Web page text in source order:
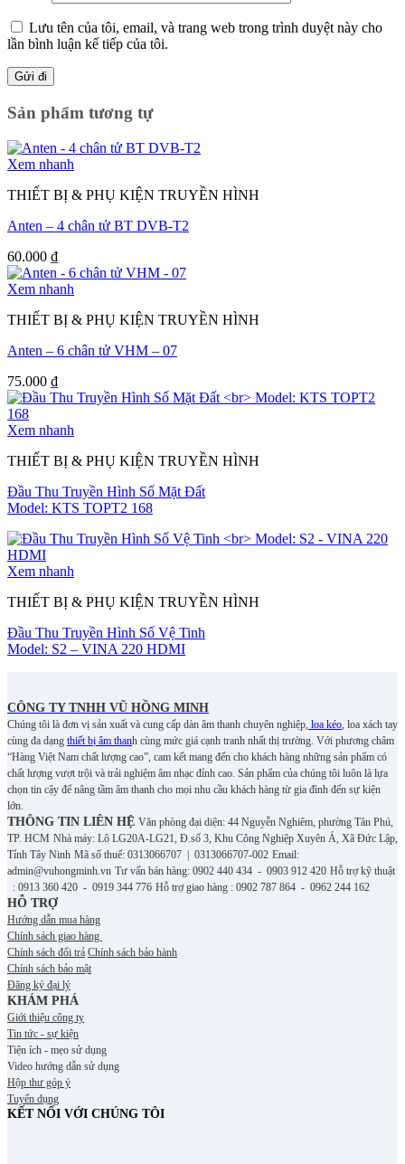
Lưu tên của tôi, email, và trang web trong trình duyệt này cho
lần bình luận kế tiếp của tôi.
Sản phẩm tương tự
Xem nhanh
THIẾT BỊ & PHỤ KIỆN TRUYỀN HÌNH
Anten – 4 chân tử BT DVB-T2
60.000 ₫
Xem nhanh
THIẾT BỊ & PHỤ KIỆN TRUYỀN HÌNH
Anten – 6 chân tử VHM – 07
75.000 ₫
Xem nhanh
THIẾT BỊ & PHỤ KIỆN TRUYỀN HÌNH
Đầu Thu Truyền Hình Số Mặt Đất
Model: KTS TOPT2 168
Xem nhanh
THIẾT BỊ & PHỤ KIỆN TRUYỀN HÌNH
Đầu Thu Truyền Hình Số Vệ Tinh
Model: S2 – VINA 220 HDMI
CÔNG TY TNHH VŨ HỒNG MINH
Chúng tôi là đơn vị sản xuất và cung cấp dàn âm thanh chuyên nghiệp, loa kéo, loa xách tay
cùng đa dạng thiết bị âm thanh cùng mức giá cạnh tranh nhất thị trường. Với phương châm
“Hàng Việt Nam chất lượng cao”, cam kết mang đến cho khách hàng những sản phẩm có
chất lượng vượt trội và trải nghiệm âm nhạc đỉnh cao. Sản phẩm của chúng tôi luôn là lựa
chọn tin cậy để nâng tầm âm thanh cho mọi nhu cầu khách hàng từ gia đình đến sự kiện
lớn.
THÔNG TIN LIÊN HỆ Văn phòng đại diện: 44 Nguyễn Nghiêm, phường Tân Phú,
TP. HCM Nhà máy: Lô LG20A-LG21, Đ.số 3, Khu Công Nghiệp Xuyên Á, Xã Đức Lập,
Tỉnh Tây Ninh Mã số thuế: 0313066707 | 0313066707-002 Email:
admin@vuhongminh.vn Tư vấn bán hàng: 0902 440 434 - 0903 912 420 Hỗ trợ kỹ thuật
: 0913 360 420 - 0919 344 776 Hỗ trợ giao hàng : 0902 787 864 - 0962 244 162
HỖ TRỢ
Hướng dẫn mua hàng
Chính sách giao hàng
Chính sách đổi trả Chính sách bảo hành
Chính sách bảo mật
Đăng ký đại lý
KHÁM PHÁ
Giới thiệu công ty
Tin tức - sự kiện
Tiện ích - mẹo sử dụng
Video hướng dẫn sử dụng
Hộp thư góp ý
Tuyển dụng
KẾT NỐI VỚI CHÚNG TÔI